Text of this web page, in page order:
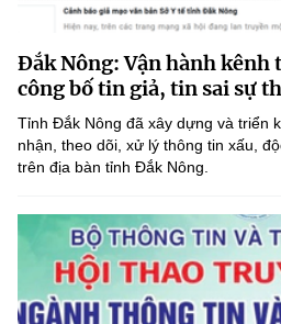
Đắk Nông: Vận hành kênh
công bố tin giả, tin sai sự
Tỉnh Đắk Nông đã xây dựng và triển
nhận, theo dõi, xử lý thông tin xấu,
trên địa bàn tỉnh Đắk Nông.